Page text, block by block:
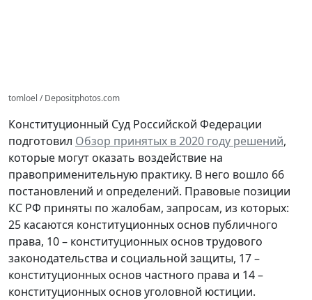
tomloel / Depositphotos.com
Конституционный Суд Российской Федерации
подготовил Обзор принятых в 2020 году решений,
которые могут оказать воздействие на
правоприменительную практику. В него вошло 66
постановлений и определений. Правовые позиции
КС РФ приняты по жалобам, запросам, из которых:
25 касаются конституционных основ публичного
права, 10 – конституционных основ трудового
законодательства и социальной защиты, 17 –
конституционных основ частного права и 14 –
конституционных основ уголовной юстиции.